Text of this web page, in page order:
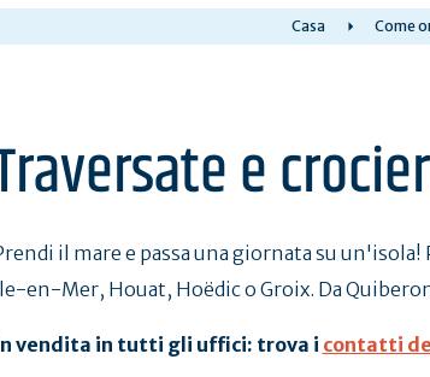
Casa Come
e
il mare e passa una giornata su
en-Mer, Houat, Hoëdic o Groix. Da
vendita in tutti gli uffici: trova i contatti